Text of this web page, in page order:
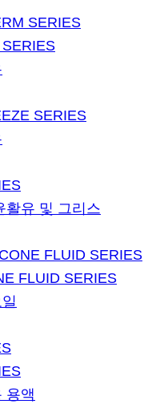
SERIES
SERIES
활유 및 그리스
FLUID SERIES
FLUID SERIES
용액